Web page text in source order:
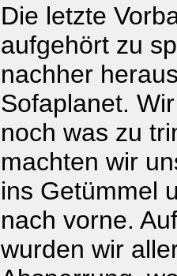
Die letzte
aufgehört zu
nachher
Sofaplanet.
noch was zu
machten wir
ins Getümmel
nach vorne.
wurden wir